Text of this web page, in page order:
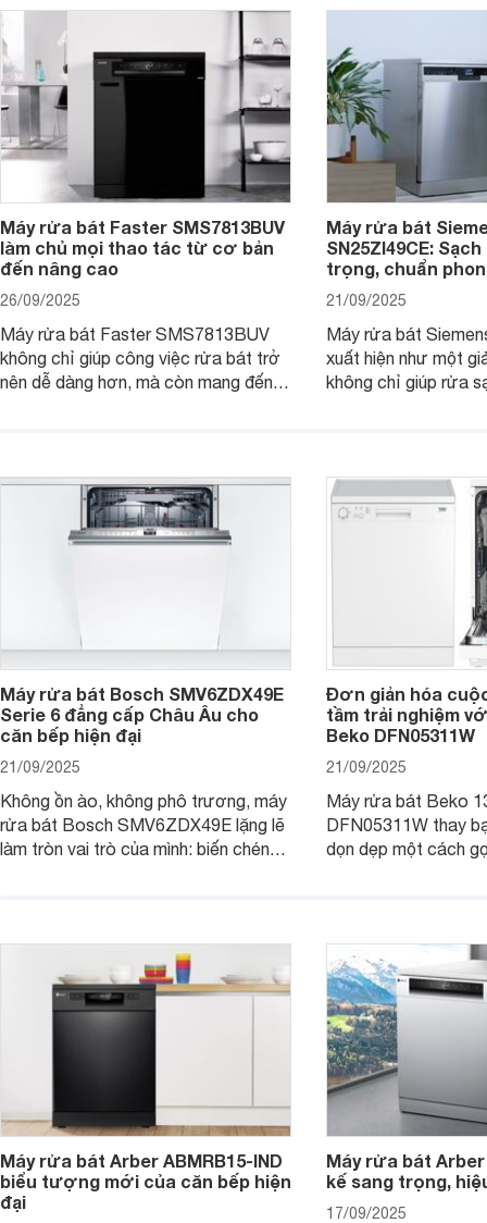
Máy rửa bát Faster SMS7813BUV
làm chủ mọi thao tác từ cơ bản
đến nâng cao
26/09/2025
Máy rửa bát Faster SMS7813BUV
không chỉ giúp công việc rửa bát trở
nên dễ dàng hơn, mà còn mang đến
sản phẩm này mang lại nhé.
Máy rửa bát
SN25ZI49CE:
trọng, chuẩn
21/09/2025
Máy rửa bát
xuất hiện như một
không chỉ giúp rửa
chúng tôi đi đánh
này nhé.
Máy rửa bát Bosch SMV6ZDX49E
Serie 6 đẳng cấp Châu Âu cho
căn bếp hiện đại
21/09/2025
Không ồn ào, không phô trương, máy
rửa bát Bosch SMV6ZDX49E lặng lẽ
làm tròn vai trò của mình: biến chén
Websosanh.vn đi tìm hiểu chi tiết sản
Đơn giản hóa
tầm trải nghiệm
Beko DFN05311W
21/09/2025
Máy rửa bát Beko
DFN05311W thay
dọn dẹp một cách
gian bếp của gia
người.
Máy rửa bát Arber ABMRB15-IND
biểu tượng mới của căn bếp hiện
đại
Máy rửa bát
kế sang trọng,
17/09/2025